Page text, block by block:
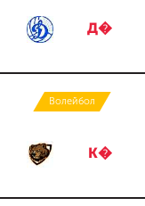
Д�
Волейбол
К�